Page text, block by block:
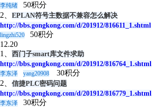
李纯绪
50积分
2、 EPLAN符号主数据不兼容怎么解决
http://bbs.gongkong.com/d/201912/816611_1.shtml
lingzhi520
50积分
12.20
1、 西门子smart库文件求助
http://bbs.gongkong.com/d/201912/816764_1.shtml
李东泽 yang20908
30积分
2、 信捷PLC密码问题
http://bbs.gongkong.com/d/201912/816779_1.shtml
李东泽
30积分